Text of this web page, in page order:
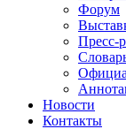
Форум
Пресс-
Новости
Контакты